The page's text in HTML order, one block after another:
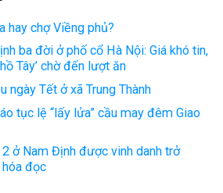
hay chợ Viềng phủ?
ba đời ở phố cổ Hà Nội: Giá khó tin,
Tây’ chờ đến lượt ăn
ngày Tết ở xã Trung Thành
tục lệ “lấy lửa” cầu may đêm Giao
ở Nam Định được vinh danh trở
đọc